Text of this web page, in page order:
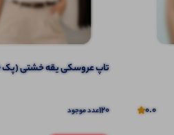
0.0
تاپ عروسکی یقه خشتی (پک 6 عددی)
120عدد موجود